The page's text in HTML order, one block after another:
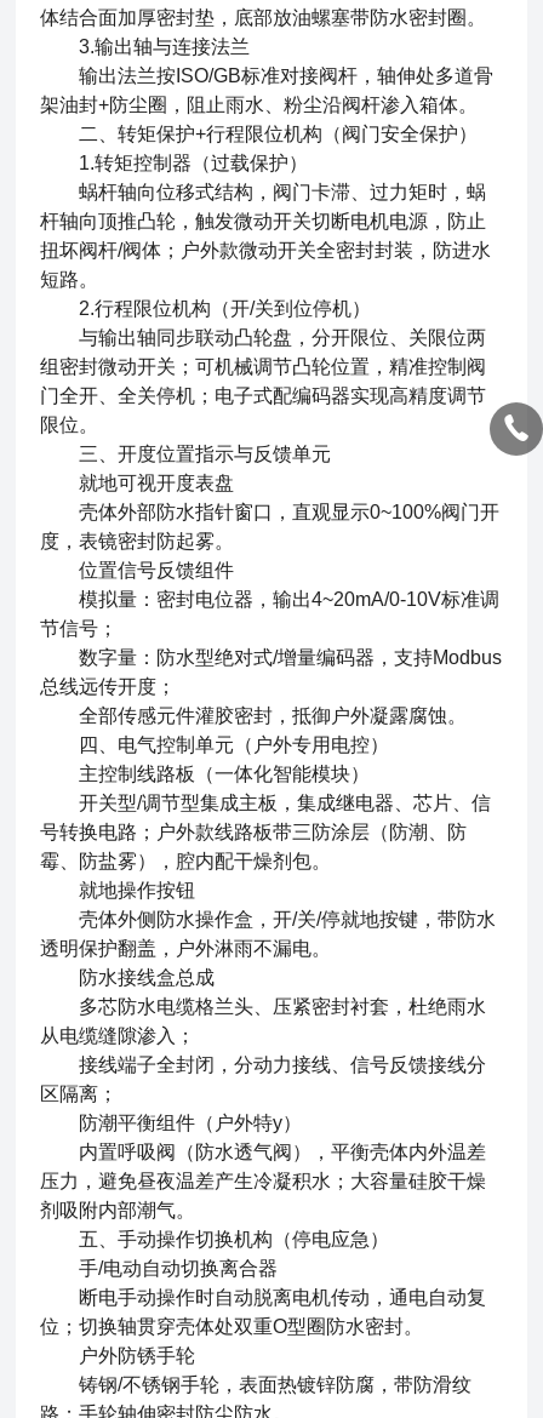
体结合面加厚密封垫，底部放油螺塞带防水密封圈。
3.输出轴与连接法兰
输出法兰按ISO/GB标准对接阀杆，轴伸处多道骨
架油封+防尘圈，阻止雨水、粉尘沿阀杆渗入箱体。
二、转矩保护+行程限位机构（阀门安全保护）
1.转矩控制器（过载保护）
蜗杆轴向位移式结构，阀门卡滞、过力矩时，蜗
杆轴向顶推凸轮，触发微动开关切断电机电源，防止
扭坏阀杆/阀体；户外款微动开关全密封封装，防进水
短路。
2.行程限位机构（开/关到位停机）
与输出轴同步联动凸轮盘，分开限位、关限位两
组密封微动开关；可机械调节凸轮位置，精准控制阀
门全开、全关停机；电子式配编码器实现高精度调节
限位。
三、开度位置指示与反馈单元
就地可视开度表盘
壳体外部防水指针窗口，直观显示0~100%阀门开
度，表镜密封防起雾。
位置信号反馈组件
模拟量：密封电位器，输出4~20mA/0-10V标准调
节信号；
数字量：防水型绝对式/增量编码器，支持Modbus
总线远传开度；
全部传感元件灌胶密封，抵御户外凝露腐蚀。
四、电气控制单元（户外专用电控）
主控制线路板（一体化智能模块）
开关型/调节型集成主板，集成继电器、芯片、信
号转换电路；户外款线路板带三防涂层（防潮、防
霉、防盐雾），腔内配干燥剂包。
就地操作按钮
壳体外侧防水操作盒，开/关/停就地按键，带防水
透明保护翻盖，户外淋雨不漏电。
防水接线盒总成
多芯防水电缆格兰头、压紧密封衬套，杜绝雨水
从电缆缝隙渗入；
接线端子全封闭，分动力接线、信号反馈接线分
区隔离；
防潮平衡组件（户外特y）
内置呼吸阀（防水透气阀），平衡壳体内外温差
压力，避免昼夜温差产生冷凝积水；大容量硅胶干燥
剂吸附内部潮气。
五、手动操作切换机构（停电应急）
手/电动自动切换离合器
断电手动操作时自动脱离电机传动，通电自动复
位；切换轴贯穿壳体处双重O型圈防水密封。
户外防锈手轮
铸钢/不锈钢手轮，表面热镀锌防腐，带防滑纹
路；手轮轴伸密封防尘防水。